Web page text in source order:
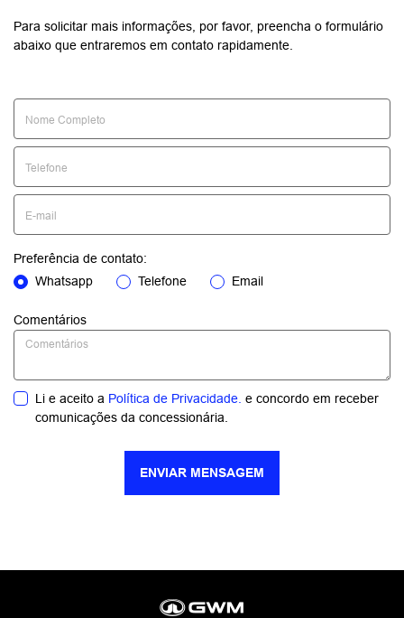
Para solicitar mais informações, por favor, preencha o formulário
abaixo que entraremos em contato rapidamente.
Preferência de contato:
Whatsapp
Telefone Email
Comentários
Li e aceito a Política de Privacidade. e concordo em receber
comunicações da concessionária.
ENVIAR MENSAGEM